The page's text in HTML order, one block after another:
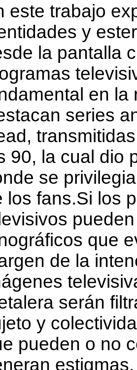
este trabajo
y
la pantalla
en la
series
90, la cual dio
se
los productos fílmicos, audiovisuales y
verse como documentos
que
de la
serán
y
pueden o no